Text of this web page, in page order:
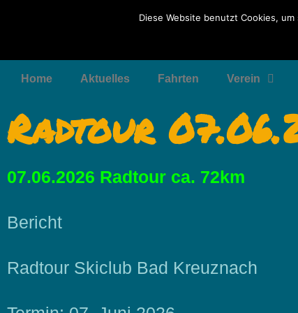
Home Aktuelles Fahrten Verein
Radtour
07.06.2026 Radtour ca. 72km
Bericht
Radtour Skiclub Bad Kreuznach
Diese Website benutzt Cookies,